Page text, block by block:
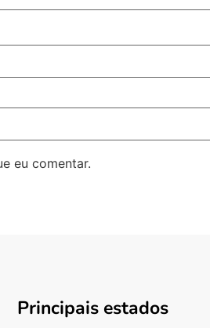
eu comentar.
Principais estados